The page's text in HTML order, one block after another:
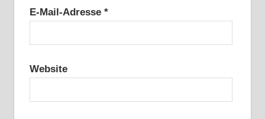
E-Mail-Adresse *
Website